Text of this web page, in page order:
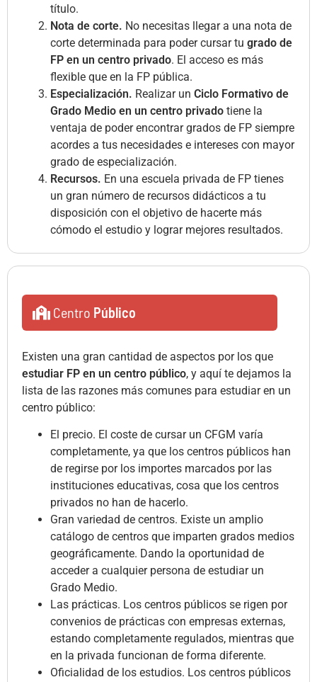
título.
Nota de corte. No necesitas llegar a una nota de
corte determinada para poder cursar tu grado de
FP en un centro privado. El acceso es más
flexible que en la FP pública.
Especialización. Realizar un Ciclo Formativo de
Grado Medio en un centro privado tiene la
ventaja de poder encontrar grados de FP siempre
acordes a tus necesidades e intereses con mayor
grado de especialización.
Recursos. En una escuela privada de FP tienes
un gran número de recursos didácticos a tu
disposición con el objetivo de hacerte más
cómodo el estudio y lograr mejores resultados.
Centro Público
Existen una gran cantidad de aspectos por los que
estudiar FP en un centro público, y aquí te dejamos la
lista de las razones más comunes para estudiar en un
centro público:
El precio. El coste de cursar un CFGM varía
completamente, ya que los centros públicos han
de regirse por los importes marcados por las
instituciones educativas, cosa que los centros
privados no han de hacerlo.
Gran variedad de centros. Existe un amplio
catálogo de centros que imparten grados medios
geográficamente. Dando la oportunidad de
acceder a cualquier persona de estudiar un
Grado Medio.
Las prácticas. Los centros públicos se rigen por
convenios de prácticas con empresas externas,
estando completamente regulados, mientras que
en la privada funcionan de forma diferente.
Oficialidad de los estudios. Los centros públicos